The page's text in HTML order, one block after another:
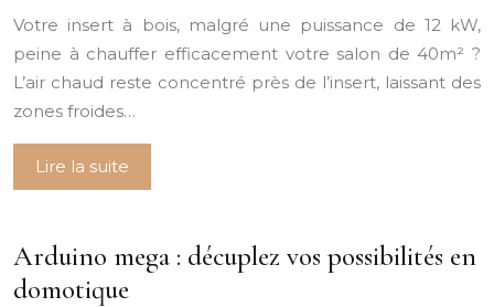
Votre insert à bois, malgré une puissance de 12 kW,
peine à chauffer efficacement votre salon de 40m² ?
L’air chaud reste concentré près de l’insert, laissant des
zones froides…
Lire la suite
Arduino mega : décuplez vos possibilités en
domotique